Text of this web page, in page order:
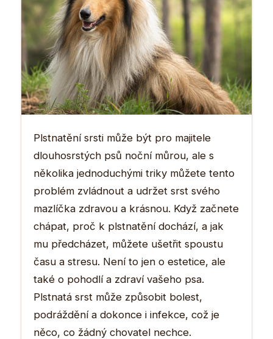
Plstnatění srsti může být pro majitele
dlouhosrstých psů noční můrou, ale s
několika jednoduchými triky můžete tento
problém zvládnout a udržet srst svého
mazlíčka zdravou a krásnou. Když začnete
chápat, proč k plstnatění dochází, a jak
mu předcházet, můžete ušetřit spoustu
času a stresu. Není to jen o estetice, ale
také o pohodlí a zdraví vašeho psa.
Plstnatá srst může způsobit bolest,
podráždění a dokonce i infekce, což je
něco, co žádný chovatel nechce.